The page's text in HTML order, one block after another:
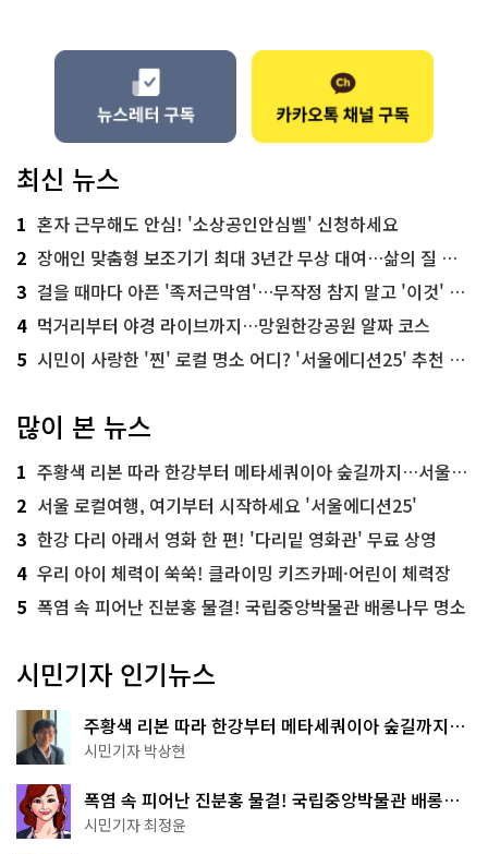
최신 뉴스
1 혼자 근무해도 안심! '소상공인안심벨' 신청하세요
2 장애인 맞춤형 보조기기 최대 3년간 무상 대여…삶의 질 높인다
3 걸을 때마다 아픈 '족저근막염'…무작정 참지 말고 '이것' 해보세요!
4 먹거리부터 야경 라이브까지…망원한강공원 알짜 코스
5 시민이 사랑한 '찐' 로컬 명소 어디? '서울에디션25' 추천 코스
많이 본 뉴스
1 주황색 리본 따라 한강부터 메타세쿼이아 숲길까지…서울둘레길 15코스
2 서울 로컬여행, 여기부터 시작하세요 '서울에디션25'
3 한강 다리 아래서 영화 한 편! '다리밑 영화관' 무료 상영
4 우리 아이 체력이 쑥쑥! 클라이밍 키즈카페·어린이 체력장
5 폭염 속 피어난 진분홍 물결! 국립중앙박물관 배롱나무 명소
시민기자 인기뉴스
주황색 리본 따라 한강부터 메타세쿼이아 숲길까지…
서울둘레길 15코스
시민기자 박상현
폭염 속 피어난 진분홍 물결! 국립중앙박물관 배롱나
무 명소
시민기자 최정윤